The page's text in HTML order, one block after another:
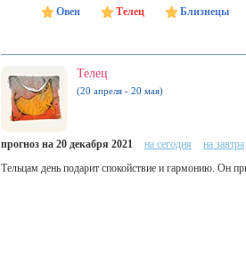
Овен Телец Близнецы
Телец
(20 апреля - 20 мая)
прогноз на 20 декабря 2021 на сегодня на завтра
Тельцам день подарит спокойствие и гармонию. Он